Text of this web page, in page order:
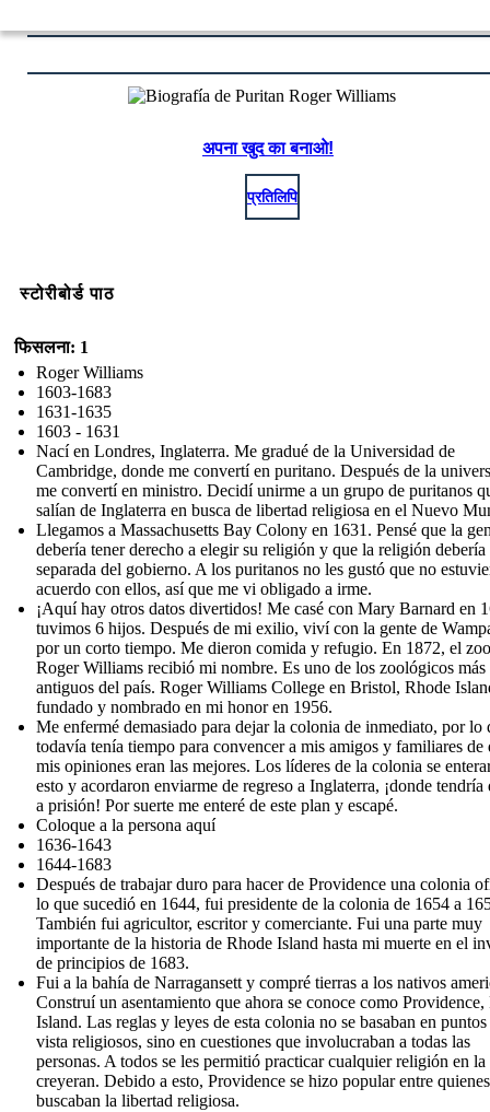
अपना खुद का बनाओ!
प्रतिलिपि
स्टोरीबोर्ड पाठ
फिसलना: 1
Roger Williams
1603-1683
1631-1635
1603 - 1631
Nací en Londres, Inglaterra. Me gradué de la Universidad de
Cambridge, donde me convertí en puritano. Después de la
me convertí en ministro. Decidí unirme a un grupo de puritanos
salían de Inglaterra en busca de libertad religiosa en el Nuevo
Llegamos a Massachusetts Bay Colony en 1631. Pensé que la
debería tener derecho a elegir su religión y que la religión debería
separada del gobierno. A los puritanos no les gustó que no
acuerdo con ellos, así que me vi obligado a irme.
¡Aquí hay otros datos divertidos! Me casé con Mary Barnard en
tuvimos 6 hijos. Después de mi exilio, viví con la gente de
por un corto tiempo. Me dieron comida y refugio. En 1872, el
Roger Williams recibió mi nombre. Es uno de los zoológicos más
antiguos del país. Roger Williams College en Bristol, Rhode
fundado y nombrado en mi honor en 1956.
Me enfermé demasiado para dejar la colonia de inmediato, por lo
todavía tenía tiempo para convencer a mis amigos y familiares de
mis opiniones eran las mejores. Los líderes de la colonia se
esto y acordaron enviarme de regreso a Inglaterra, ¡donde tendría
a prisión! Por suerte me enteré de este plan y escapé.
Coloque a la persona aquí
1636-1643
1644-1683
Después de trabajar duro para hacer de Providence una colonia
lo que sucedió en 1644, fui presidente de la colonia de 1654 a
También fui agricultor, escritor y comerciante. Fui una parte muy
importante de la historia de Rhode Island hasta mi muerte en el
de principios de 1683.
Fui a la bahía de Narragansett y compré tierras a los nativos
Construí un asentamiento que ahora se conoce como Providence,
Island. Las reglas y leyes de esta colonia no se basaban en puntos
vista religiosos, sino en cuestiones que involucraban a todas las
personas. A todos se les permitió practicar cualquier religión en la
creyeran. Debido a esto, Providence se hizo popular entre quienes
buscaban la libertad religiosa.